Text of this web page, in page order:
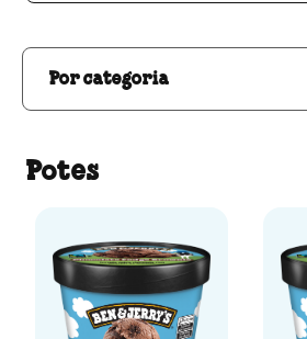
Por categoria
Potes